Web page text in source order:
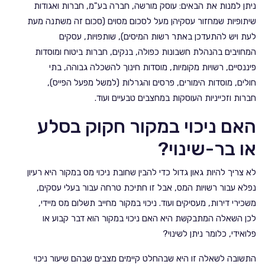
ניתן למנות את הבאים: עוסק מורשה, חברה בע"מ, חברות ואגודות
שיתופיות שמחזור עסקיהן מעל לסכום מסוים (סכום זה משתנה מעת
לעת ויש להתעדכן באתר רשות המיסים), שותפויות, עסקים
המחויבים בהנהלת חשבונות כפולה, בנקים, חברות ביטוח ומוסדות
פיננסיים, רשויות מקומיות, מוסדות חינוך להשכלה גבוהה, בתי
חולים, מוסדות הימורים, פרסים והגרלות (למשל מפעל הפייס),
חברות וזכייניות העוסקות במחצבים טבעיים ועוד.
האם ניכוי במקור חקוק בסלע
או בר-שינוי?
לא צריך להיות גאון גדול כדי להבין שחובת ניכוי מס במקור היא רעיון
נפלא עבור רשויות המס, אבל זו חתיכת טרחה עבור בעלי עסקים,
משכירי דירות, מעסיקים ועוד. ניכוי במקור מחייב תשלום מס מיידי,
לכן השאלה המתבקשת היא האם ניכוי במקור הוא דבר קבוע או
פלואידי, כלומר ניתן לשינוי?
התשובה לשאלה זו היא שבהחלט קיימים מצבים שבהם שיעור ניכוי